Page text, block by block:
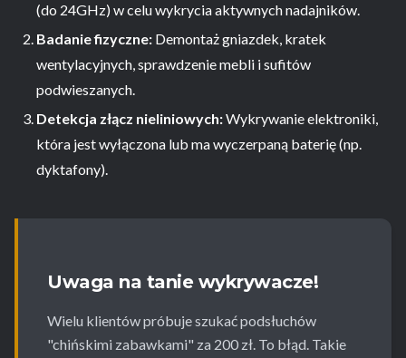
(do 24GHz) w celu wykrycia aktywnych nadajników.
Badanie fizyczne: Demontaż gniazdek, kratek
wentylacyjnych, sprawdzenie mebli i sufitów
podwieszanych.
Detekcja złącz nieliniowych:Wykrywanie elektroniki,
która jest wyłączona lub ma wyczerpaną baterię (np.
dyktafony).
Uwaga na tanie wykrywacze!
Wielu klientów próbuje szukać podsłuchów
"chińskimi zabawkami" za 200 zł. To błąd. Takie